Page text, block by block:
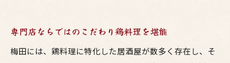
専門店ならではのこだわり鶏料理を堪能
梅田には、鶏料理に特化した居酒屋が数多く存在し、そ